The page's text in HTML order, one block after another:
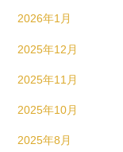
2026年1月
2025年12月
2025年11月
2025年10月
2025年8月